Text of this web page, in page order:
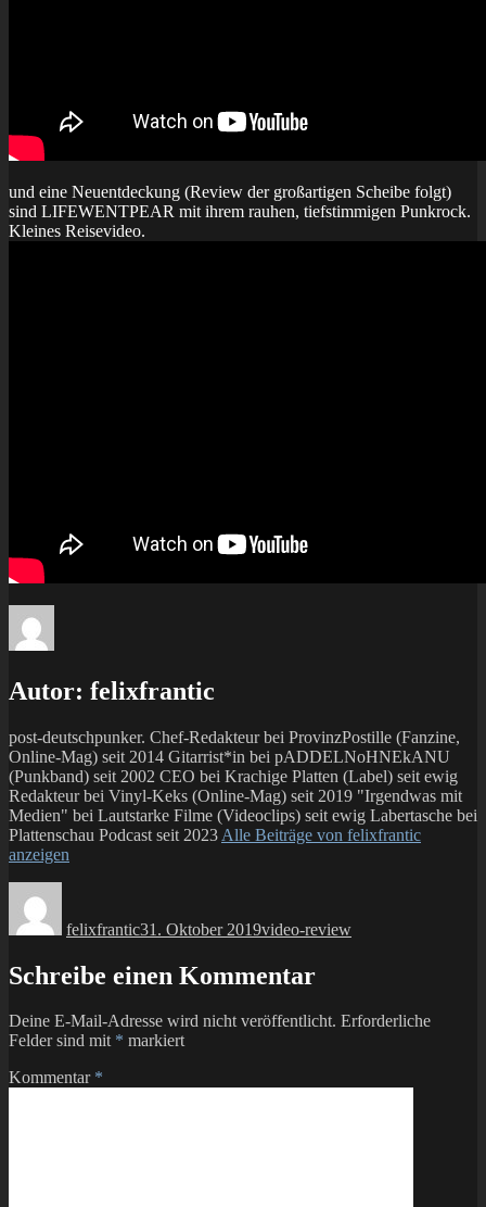
und eine Neuentdeckung (Review der großartigen Scheibe folgt)
sind LIFEWENTPEAR mit ihrem rauhen, tiefstimmigen Punkrock.
Kleines Reisevideo.
Autor: felixfrantic
post-deutschpunker. Chef-Redakteur bei ProvinzPostille (Fanzine,
Online-Mag) seit 2014 Gitarrist*in bei pADDELNoHNEkANU
(Punkband) seit 2002 CEO bei Krachige Platten (Label) seit ewig
Redakteur bei Vinyl-Keks (Online-Mag) seit 2019 "Irgendwas mit
Medien" bei Lautstarke Filme (Videoclips) seit ewig Labertasche bei
Plattenschau Podcast seit 2023 Alle Beiträge von felixfrantic
anzeigen
felixfrantic31. Oktober 2019video-review
Schreibe einen Kommentar
Deine E-Mail-Adresse wird nicht veröffentlicht. Erforderliche
Felder sind mit * markiert
Kommentar *